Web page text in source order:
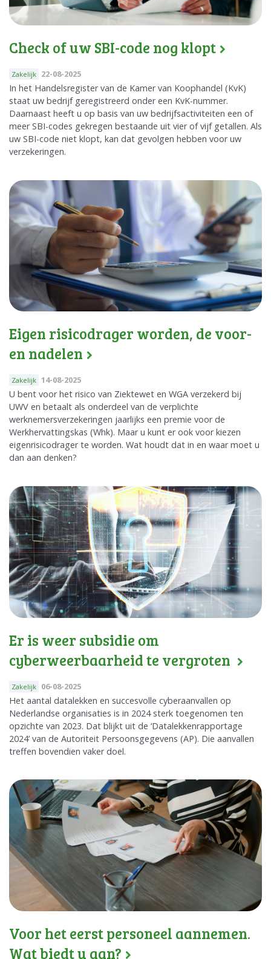
Check of uw SBI-code nog klopt
Zakelijk 22-08-2025
In het Handelsregister van de Kamer van Koophandel (KvK)
staat uw bedrijf geregistreerd onder een KvK-nummer.
Daarnaast heeft u op basis van uw bedrijfsactiviteiten een of
meer SBI-codes gekregen bestaande uit vier of vijf getallen. Als
uw SBI-code niet klopt, kan dat gevolgen hebben voor uw
verzekeringen.
Eigen risicodrager worden, de voor-
en nadelen
Zakelijk 14-08-2025
U bent voor het risico van Ziektewet en WGA verzekerd bij
UWV en betaalt als onderdeel van de verplichte
werknemersverzekeringen jaarlijks een premie voor de
Werkhervattingskas (Whk). Maar u kunt er ook voor kiezen
eigenrisicodrager te worden. Wat houdt dat in en waar moet u
dan aan denken?
Er is weer subsidie om
cyberweerbaarheid te vergroten
Zakelijk 06-08-2025
Het aantal datalekken en succesvolle cyberaanvallen op
Nederlandse organisaties is in 2024 sterk toegenomen ten
opzichte van 2023. Dat blijkt uit de ‘Datalekkenrapportage
2024’ van de Autoriteit Persoonsgegevens (AP). Die aanvallen
treffen bovendien vaker doel.
Voor het eerst personeel aannemen.
Wat biedt u aan?